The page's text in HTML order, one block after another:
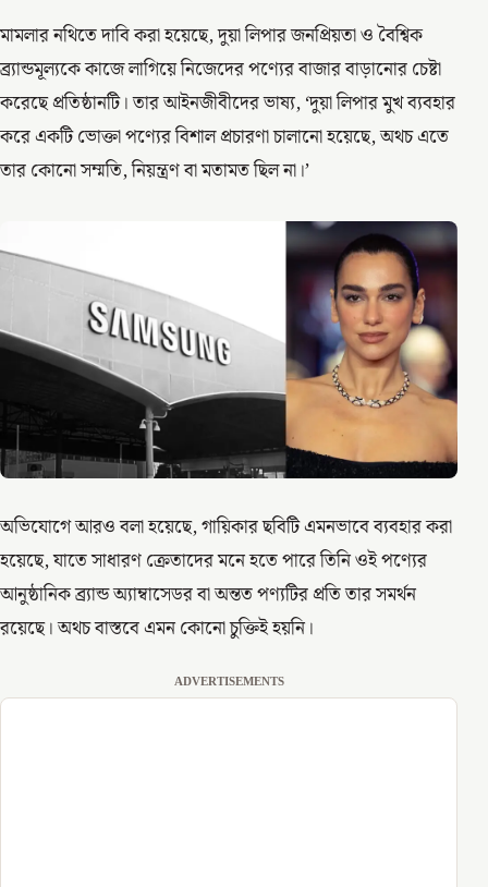
মামলার নথিতে দাবি করা হয়েছে, দুয়া লিপার জনপ্রিয়তা ও বৈশ্বিক
ব্র্যান্ডমূল্যকে কাজে লাগিয়ে নিজেদের পণ্যের বাজার বাড়ানোর চেষ্টা
করেছে প্রতিষ্ঠানটি। তার আইনজীবীদের ভাষ্য, ‘দুয়া লিপার মুখ ব্যবহার
করে একটি ভোক্তা পণ্যের বিশাল প্রচারণা চালানো হয়েছে, অথচ এতে
তার কোনো সম্মতি, নিয়ন্ত্রণ বা মতামত ছিল না।’
অভিযোগে আরও বলা হয়েছে, গায়িকার ছবিটি এমনভাবে ব্যবহার করা
হয়েছে, যাতে সাধারণ ক্রেতাদের মনে হতে পারে তিনি ওই পণ্যের
আনুষ্ঠানিক ব্র্যান্ড অ্যাম্বাসেডর বা অন্তত পণ্যটির প্রতি তার সমর্থন
রয়েছে। অথচ বাস্তবে এমন কোনো চুক্তিই হয়নি।
ADVERTISEMENTS